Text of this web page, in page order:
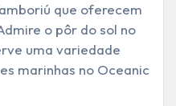
que oferecem
o pôr do sol no
uma variedade
marinhas no Oceanic